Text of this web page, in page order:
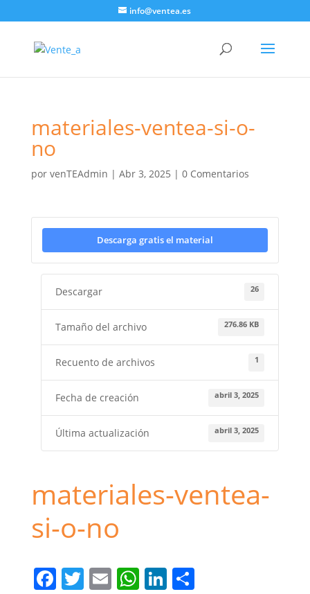
info@ventea.es
materiales-ventea-si-o-
no
por venTEAdmin | Abr 3, 2025 | 0 Comentarios
Descarga gratis el material
Descargar 26
Tamaño del archivo 276.86 KB
Recuento de archivos 1
Fecha de creación abril 3, 2025
Última actualización abril 3, 2025
materiales-ventea-
si-o-no
F T E W Li C